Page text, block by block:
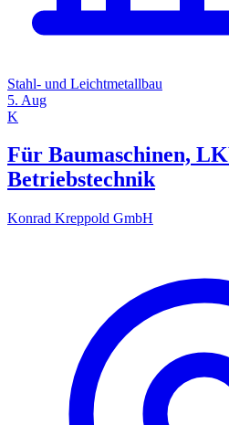
Stahl- und Leichtmetallbau
5. Aug
K
Für Baumaschinen,
Betriebstechnik
Konrad Kreppold GmbH